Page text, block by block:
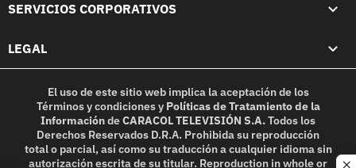
SERVICIOS CORPORATIVOS
LEGAL
El uso de este sitio web implica la aceptación de los
Términos y condicionesy Políticas de Tratamiento de la
InformacióndeCARACOL TELEVISIÓN S.A.Todos los
Derechos Reservados D.R.A. Prohibida su reproducción
total o parcial, así como su traducción a cualquier idioma sin
autorización escrita de su titular. Reproduction in whole or